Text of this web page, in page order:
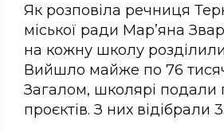
Як розповіла речниця
міської ради Мар’яна
на кожну школу
Вийшло майже по 76
Загалом, школярі подали
проєктів. З них відібрали